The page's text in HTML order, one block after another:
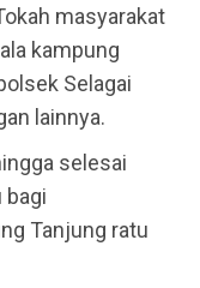
masyarakat
kampung
Selagai
lainnya.
selesai
bagi
Tanjung ratu